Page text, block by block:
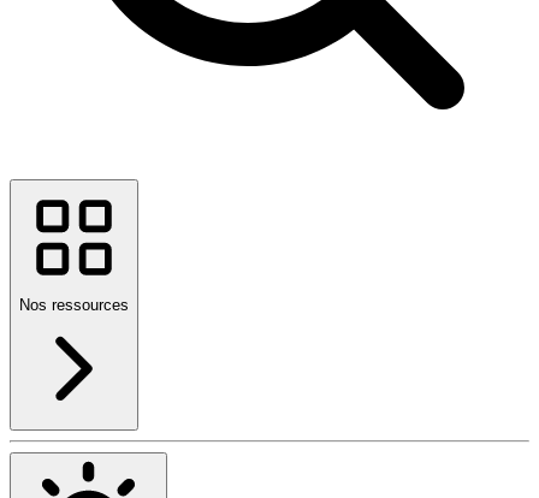
Nos ressources